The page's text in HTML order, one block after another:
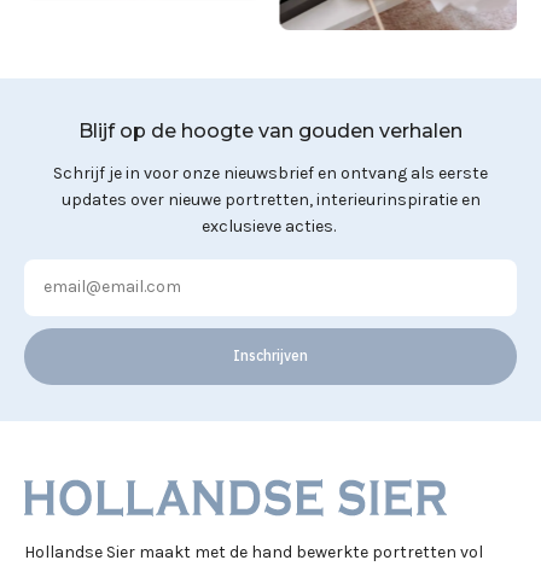
Blijf op de hoogte van gouden verhalen
Schrijf je in voor onze nieuwsbrief en ontvang als eerste
updates over nieuwe portretten, interieurinspiratie en
exclusieve acties.
Inschrijven
Hollandse Sier maakt met de hand bewerkte portretten vol